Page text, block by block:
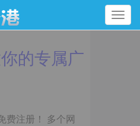
Toggle
navigation